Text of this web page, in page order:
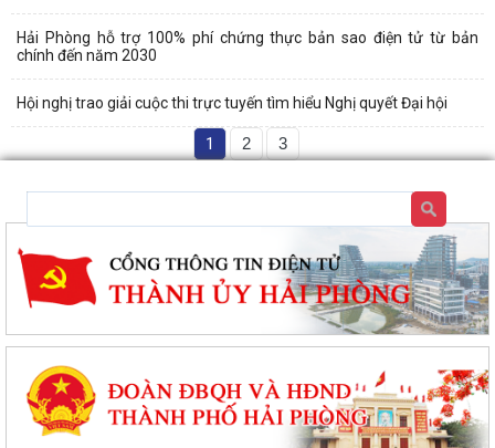
Hải Phòng hỗ trợ 100% phí chứng thực bản sao điện tử từ bản
chính đến năm 2030
Hội nghị trao giải cuộc thi trực tuyến tìm hiểu Nghị quyết Đại hội
1 2 3